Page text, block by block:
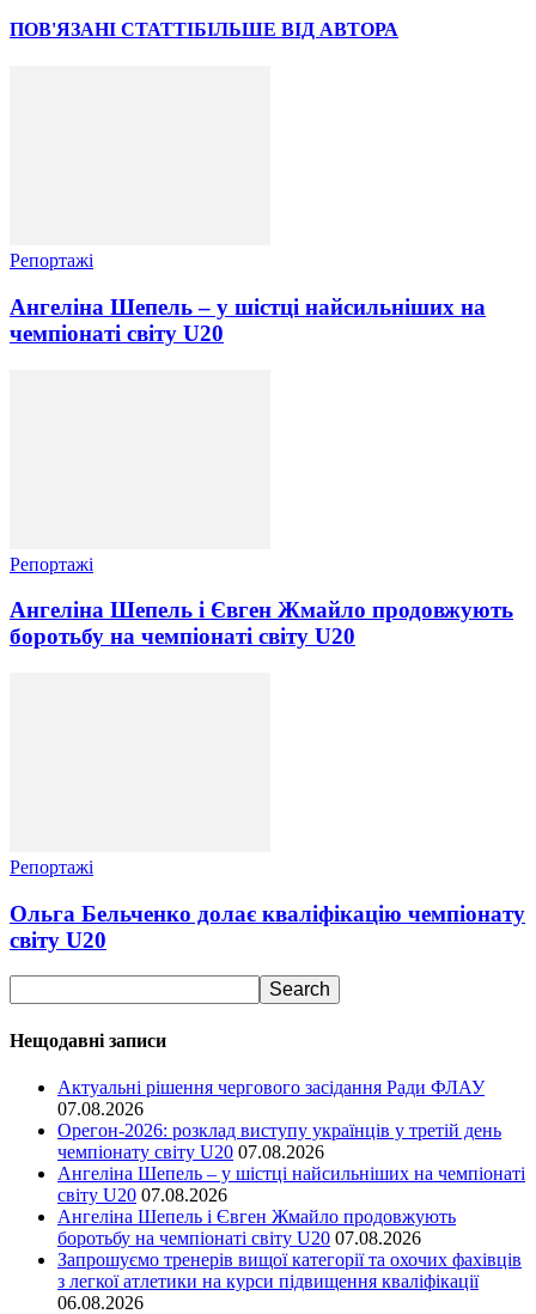
ПОВ'ЯЗАНІ СТАТТІБІЛЬШЕ ВІД АВТОРА
Репортажі
Ангеліна Шепель – у шістці найсильніших на
чемпіонаті світу U20
Репортажі
Ангеліна Шепель і Євген Жмайло продовжують
боротьбу на чемпіонаті світу U20
Репортажі
Ольга Бельченко долає кваліфікацію чемпіонату
світу U20
Нещодавні записи
Актуальні рішення чергового засідання Ради ФЛАУ
07.08.2026
Орегон-2026: розклад виступу українців у третій день
чемпіонату світу U20 07.08.2026
Ангеліна Шепель – у шістці найсильніших на чемпіонаті
світу U20 07.08.2026
Ангеліна Шепель і Євген Жмайло продовжують
боротьбу на чемпіонаті світу U20 07.08.2026
Запрошуємо тренерів вищої категорії та охочих фахівців
з легкої атлетики на курси підвищення кваліфікації
06.08.2026